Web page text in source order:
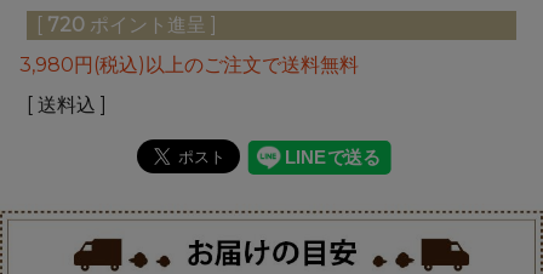
[ 720 ポイント進呈 ]
3,980円(税込)以上のご注文で送料無料
送料込